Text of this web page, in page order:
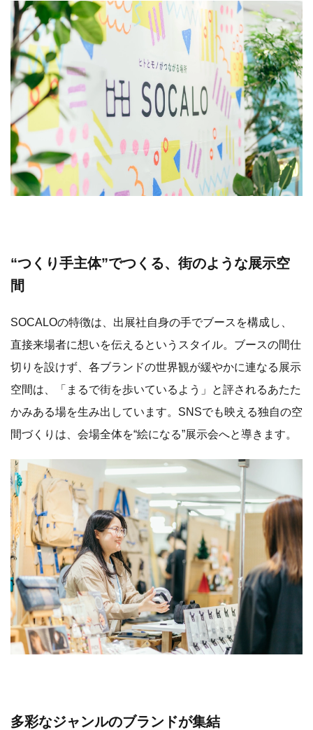
“つくり手主体”でつくる、街のような展示空
間
SOCALOの特徴は、出展社自身の手でブースを構成し、
直接来場者に想いを伝えるというスタイル。ブースの間仕
切りを設けず、各ブランドの世界観が緩やかに連なる展示
空間は、「まるで街を歩いているよう」と評されるあたた
かみある場を生み出しています。SNSでも映える独自の空
間づくりは、会場全体を“絵になる”展示会へと導きます。
多彩なジャンルのブランドが集結